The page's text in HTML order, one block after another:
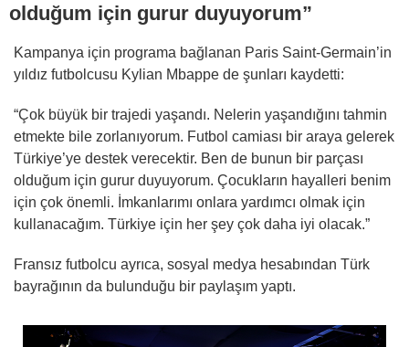
olduğum için gurur duyuyorum”
Kampanya için programa bağlanan Paris Saint-Germain’in
yıldız futbolcusu Kylian Mbappe de şunları kaydetti:
“Çok büyük bir trajedi yaşandı. Nelerin yaşandığını tahmin
etmekte bile zorlanıyorum. Futbol camiası bir araya gelerek
Türkiye’ye destek verecektir. Ben de bunun bir parçası
olduğum için gurur duyuyorum. Çocukların hayalleri benim
için çok önemli. İmkanlarımı onlara yardımcı olmak için
kullanacağım. Türkiye için her şey çok daha iyi olacak.”
Fransız futbolcu ayrıca, sosyal medya hesabından Türk
bayrağının da bulunduğu bir paylaşım yaptı.